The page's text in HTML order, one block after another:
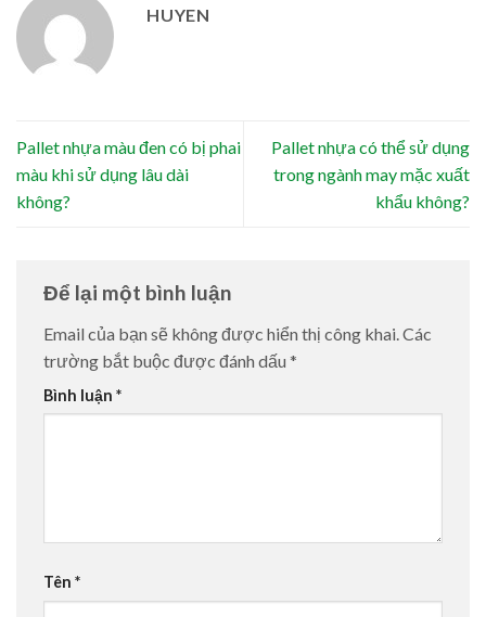
HUYEN
Pallet nhựa màu đen có bị phai
màu khi sử dụng lâu dài
không?
Pallet nhựa có thể sử dụng
trong ngành may mặc xuất
khẩu không?
Để lại một bình luận
Email của bạn sẽ không được hiển thị công khai. Các
trường bắt buộc được đánh dấu *
Bình luận *
Tên *